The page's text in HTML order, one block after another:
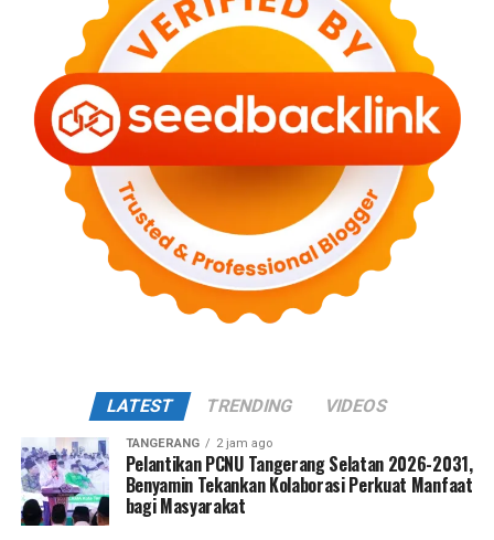
LATEST TRENDING VIDEOS
TANGERANG 2 jam ago
Pelantikan PCNU Tangerang Selatan 2026-2031,
Benyamin Tekankan Kolaborasi Perkuat Manfaat
bagi Masyarakat